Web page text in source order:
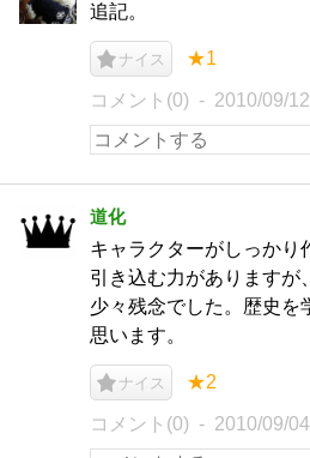
追記。
ナイス ★1
コメント(0) 2010/09/12
道化
キャラクターがしっかり
引き込む力がありますが
少々残念でした。歴史を
思います。
ナイス ★2
コメント(0) 2010/09/04